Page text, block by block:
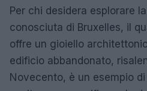
Per chi desidera esplorare
conosciuta di Bruxelles, il
offre un gioiello
edificio abbandonato,
Novecento, è un esempio